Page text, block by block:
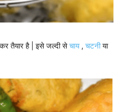
कर तैयार है | इसे जल्दी सेचाय,चटनीया